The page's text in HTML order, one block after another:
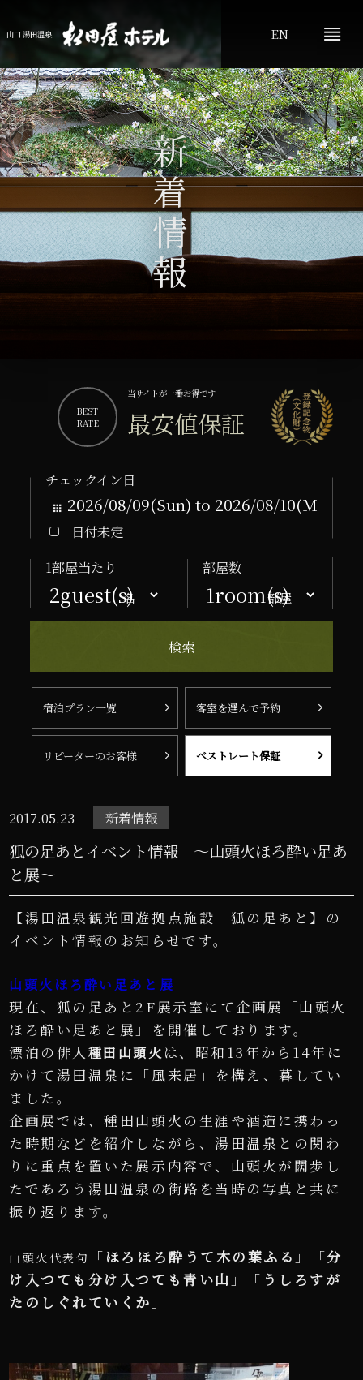
山口 湯田温泉 EN
松
アクセス
新着情報
山口観光
ご会食
記念日
ふぐプランのご案内
よくあるご質問
お問い合わせ
プライバシーポリシー 新着情報
BEST
RATE
最安値保証
当サイトが一番お得です
チェックイン日
日付未定
1部屋当たり
名
部屋数
部屋
宿泊プラン一覧 客室を選んで予約
リピーターのお客様 ベストレート保証
2017.05.23 新着情報
狐の足あとイベント情報 ～山頭火ほろ酔い足あ
と展～
【湯田温泉観光回遊拠点施設 狐の足あと】の
イベント情報のお知らせです。
山頭火ほろ酔い足あと展
現在、狐の足あと2F展示室にて企画展「山頭火
ほろ酔い足あと展」を開催しております。
漂泊の俳人 種田山頭火は、昭和13年から14年に
かけて湯田温泉に「風来居」を構え、暮してい
ました。
企画展では、種田山頭火の生涯や酒造に携わっ
た時期などを紹介しながら、湯田温泉との関わ
りに重点を置いた展示内容で、山頭火が闊歩し
たであろう湯田温泉の街路を当時の写真と共に
振り返ります。
山頭火代表句 「 ほろほろ酔うて木の葉ふる 」「分
け入つても分け入つても青い山 」「 うしろすが
たのしぐれていくか 」